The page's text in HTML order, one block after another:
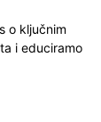
o ključnim
i educiramo